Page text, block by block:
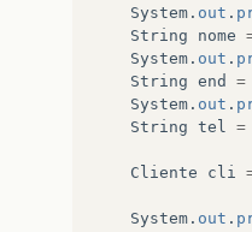
System . out .
String
nome
System . out .
String end =
System . out .
String tel =
Cliente cli
System . out .